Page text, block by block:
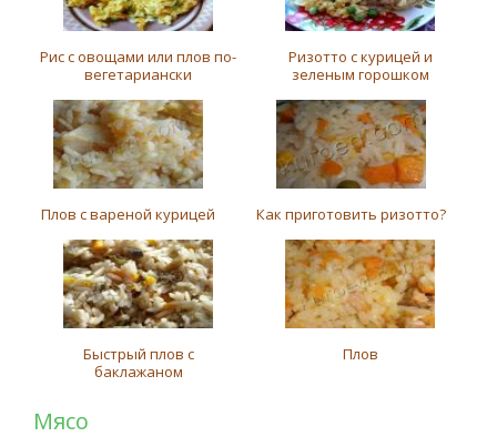
Рис с овощами или плов по-
вегетариански
Ризотто с курицей и
зеленым горошком
Плов с вареной курицей Как приготовить ризотто?
Быстрый плов с
баклажаном
Плов
Мясо